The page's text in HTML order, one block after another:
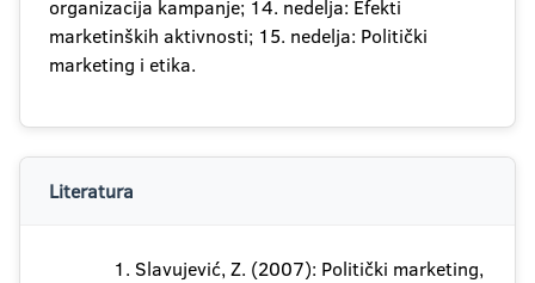
organizacija kampanje; 14. nedelja: Efekti
marketinških aktivnosti; 15. nedelja: Politički
marketing i etika.
Literatura
Slavujević, Z. (2007): Politički marketing,